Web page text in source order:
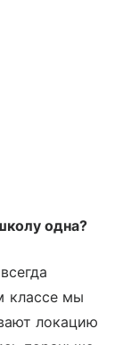
одна?
классе мы
локацию